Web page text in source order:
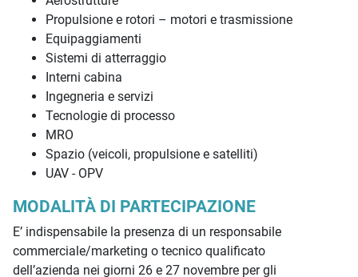
Propulsione e rotori – motori e trasmissione
Equipaggiamenti
Sistemi di atterraggio
Interni cabina
Ingegneria e servizi
Tecnologie di processo
MRO
Spazio (veicoli, propulsione e satelliti)
UAV - OPV
MODALITÀ DI PARTECIPAZIONE
E’ indispensabile la presenza di un responsabile
commerciale/marketing o tecnico qualificato
dell’azienda nei giorni 26 e 27 novembre per gli